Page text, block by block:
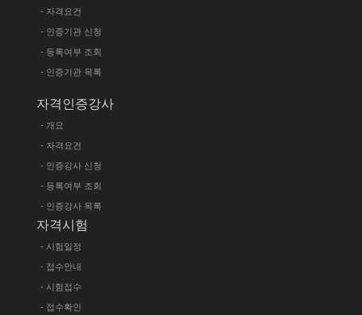
- 자격요건
- 인증기관 신청
- 등록여부 조회
- 인증기관 목록
자격인증강사
- 개요
- 자격요건
- 인증강사 신청
- 등록여부 조회
- 인증강사 목록
자격시험
- 시험일정
- 접수안내
- 시험접수
- 접수확인